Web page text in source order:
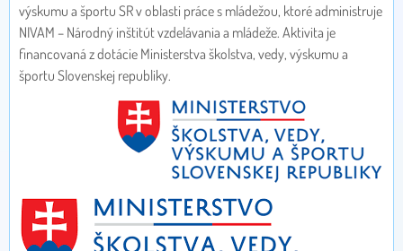
výskumu a športu SR v oblasti práce s mládežou, ktoré administruje
NIVAM – Národný inštitút vzdelávania a mládeže. Aktivita je
financovaná z dotácie Ministerstva školstva, vedy, výskumu a
športu Slovenskej republiky.